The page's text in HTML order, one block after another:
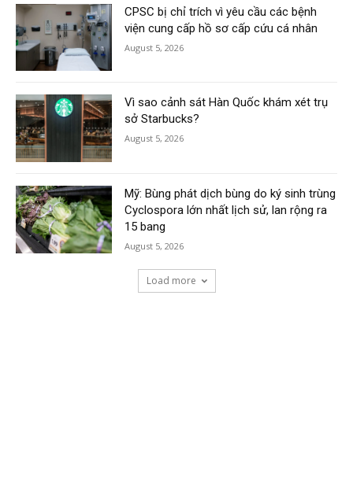
CPSC bị chỉ trích vì yêu cầu các bệnh
viện cung cấp hồ sơ cấp cứu cá nhân
August 5, 2026
Vì sao cảnh sát Hàn Quốc khám xét trụ
sở Starbucks?
August 5, 2026
Mỹ: Bùng phát dịch bùng do ký sinh trùng
Cyclospora lớn nhất lịch sử, lan rộng ra
15 bang
August 5, 2026
Load more